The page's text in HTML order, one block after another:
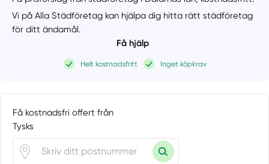
Vi på Alla Städföretag kan hjälpa dig hitta rätt städföretag
för ditt ändamål.
Få hjälp
Helt kostnadsfritt Inget köpkrav
Få kostnadsfri offert från
Tysks